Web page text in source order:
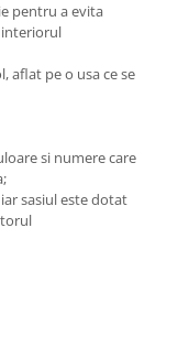
pentru a evita
aflat pe o usa ce se
si numere care
sasiul este dotat